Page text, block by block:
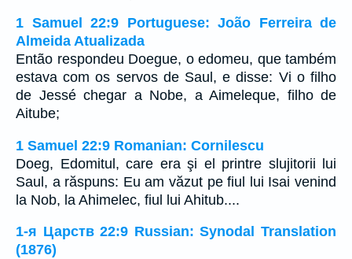
1 Samuel 22:9 Portuguese: João Ferreira de
Almeida Atualizada
Então respondeu Doegue, o edomeu, que também
estava com os servos de Saul, e disse: Vi o filho
de Jessé chegar a Nobe, a Aimeleque, filho de
Aitube;
1 Samuel 22:9 Romanian: Cornilescu
Doeg, Edomitul, care era şi el printre slujitorii lui
Saul, a răspuns: Eu am văzut pe fiul lui Isai venind
la Nob, la Ahimelec, fiul lui Ahitub....
1-я Царств 22:9 Russian: Synodal Translation
(1876)